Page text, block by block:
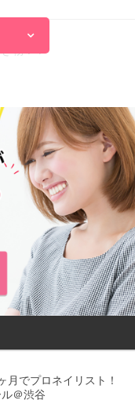
物！？
月でプロネイリスト！
＠渋谷